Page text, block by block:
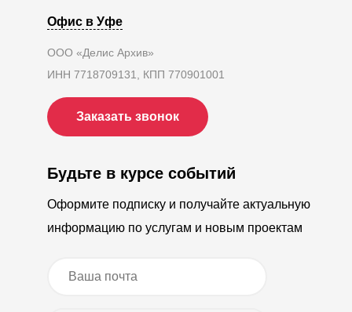
Офис в Уфе
ООО «Делис Архив»
ИНН 7718709131, КПП 770901001
Заказать звонок
Будьте в курсе событий
Оформите подписку и получайте актуальную
информацию по услугам и новым проектам